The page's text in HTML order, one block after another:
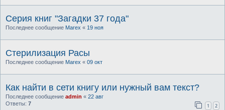
Серия книг "Загадки 37 года"
Последнее сообщение Marex « 19 ноя
Стерилизация Расы
Последнее сообщение Marex « 09 окт
Как найти в сети книгу или нужный вам текст?
Последнее сообщение admin « 22 авг
Ответы: 7 1 2